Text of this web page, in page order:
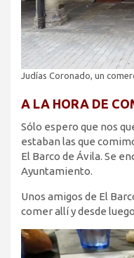
Judías Coronado, un
A LA HORA DE
Sólo espero que nos
estaban las que
El Barco de Ávila. Se
Ayuntamiento.
Unos amigos de El
comer allí y desde